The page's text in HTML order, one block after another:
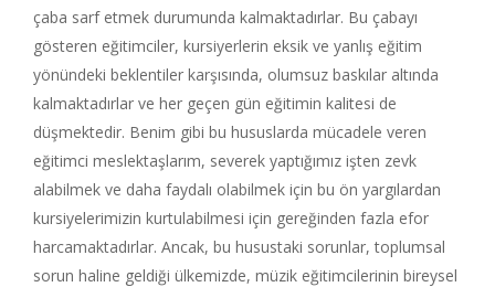
çaba sarf etmek durumunda kalmaktadırlar. Bu çabayı
gösteren eğitimciler, kursiyerlerin eksik ve yanlış eğitim
yönündeki beklentiler karşısında, olumsuz baskılar altında
kalmaktadırlar ve her geçen gün eğitimin kalitesi de
düşmektedir. Benim gibi bu hususlarda mücadele veren
eğitimci meslektaşlarım, severek yaptığımız işten zevk
alabilmek ve daha faydalı olabilmek için bu ön yargılardan
kursiyelerimizin kurtulabilmesi için gereğinden fazla efor
harcamaktadırlar. Ancak, bu husustaki sorunlar, toplumsal
sorun haline geldiği ülkemizde, müzik eğitimcilerinin bireysel